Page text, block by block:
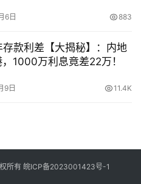
6日 883
款利差【大揭秘】：内地
1000万利息竟差22万！
9日 11.4K
所有 皖ICP备2023001423号-1